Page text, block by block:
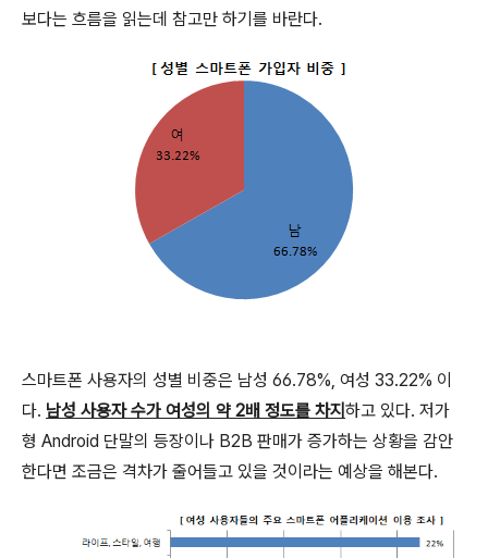
보다는 흐름을 읽는데 참고만 하기를 바란다.
스마트폰 사용자의 성별 비중은 남성 66.78%, 여성 33.22% 이
다. 남성 사용자 수가 여성의 약 2배 정도를 차지 하고 있다. 저가
형 Android 단말의 등장이나 B2B 판매가 증가하는 상황을 감안
한다면 조금은 격차가 줄어들고 있을 것이라는 예상을 해본다.